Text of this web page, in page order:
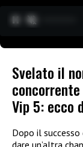
Svelato il
Vip 5: ecco
Dopo il